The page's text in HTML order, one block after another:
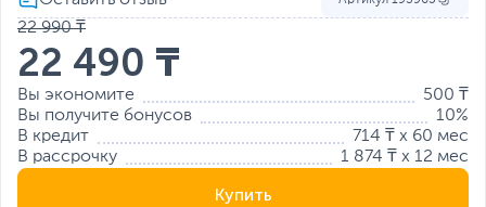
22 990 ₸
22 490 ₸
Вы экономите
500 ₸
Вы получите бонусов
10%
В кредит
714 ₸ x 60 мес
В рассрочку
1 874 ₸ x 12 мес
Купить